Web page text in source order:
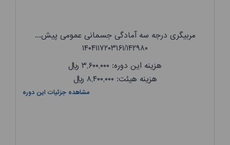
مربیگری درجه سه آمادگی جسمانی عمومی پیش...
۱۴۰۴۱۱۷۲۰۳۱۶۱/۱۴۲۹۸۰
هزینه این دوره: ۳,۶۰۰,۰۰۰
ریال
هزینه هیئت: ۸,۴۰۰,۰۰۰
ریال
مشاهده جزئیات این دوره